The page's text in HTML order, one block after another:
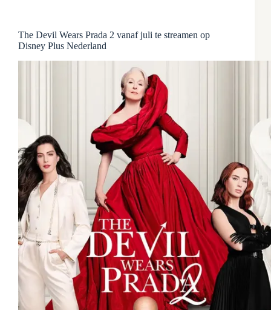
The Devil Wears Prada 2 vanaf juli te streamen op
Disney Plus Nederland